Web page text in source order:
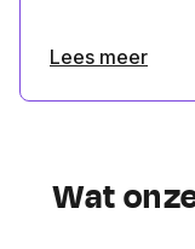
Lees meer
Wat